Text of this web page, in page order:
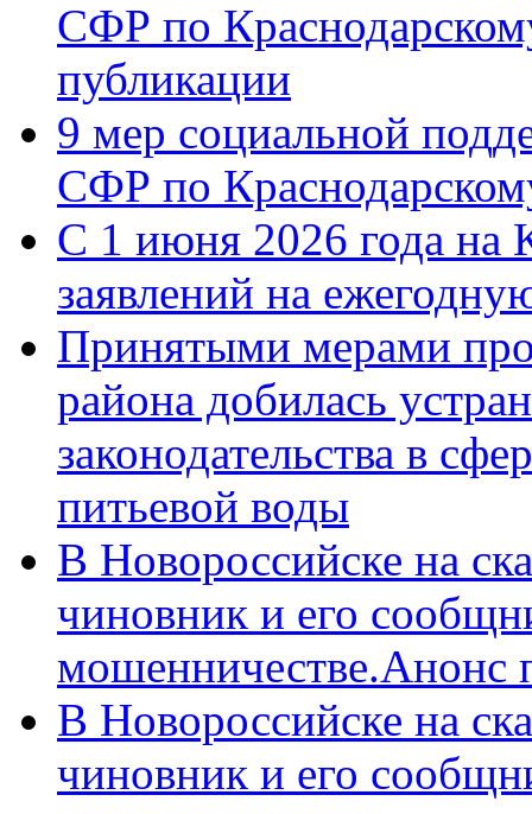
СФР по
публикации
9 мер социальной
СФР по
С 1 июня 2026 года на
заявлений на
Принятыми мерами
района добилась
законодательства в
питьевой воды
В Новороссийске на
чиновник и его
мошенничестве.Анонс
В Новороссийске на
чиновник и его